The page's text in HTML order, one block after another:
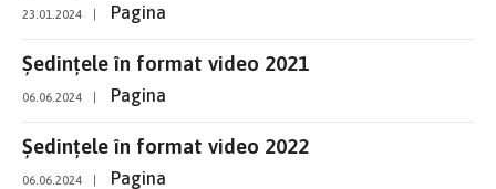
23.01.2024 Pagina
Ședințele în format video 2021
06.06.2024 Pagina
Ședințele în format video 2022
06.06.2024 Pagina